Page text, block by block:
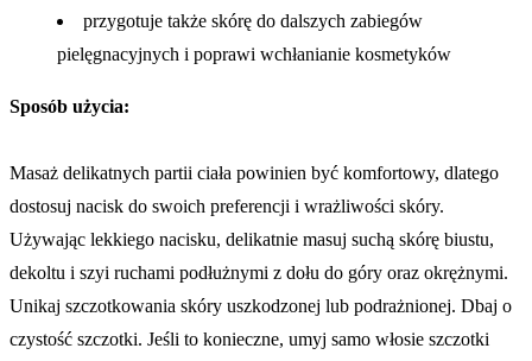
przygotuje także skórę do dalszych zabiegów
pielęgnacyjnych i poprawi wchłanianie kosmetyków
Sposób użycia:
Masaż delikatnych partii ciała powinien być komfortowy, dlatego
dostosuj nacisk do swoich preferencji i wrażliwości skóry.
Używając lekkiego nacisku, delikatnie masuj suchą skórę biustu,
dekoltu i szyi ruchami podłużnymi z dołu do góry oraz okrężnymi.
Unikaj szczotkowania skóry uszkodzonej lub podrażnionej. Dbaj o
czystość szczotki. Jeśli to konieczne, umyj samo włosie szczotki